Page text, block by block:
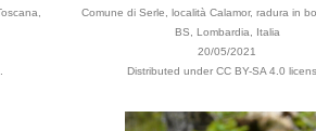
Comune di Serle, località Calamor, radura in
BS, Lombardia, Italia
20/05/2021
Distributed under CC BY-SA 4.0